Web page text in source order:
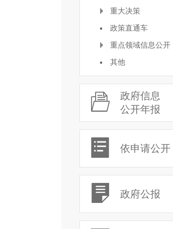
重大决策
政策直通车
重点领域信息公开
其他
政府信息
公开年报
依申请公开
政府公报